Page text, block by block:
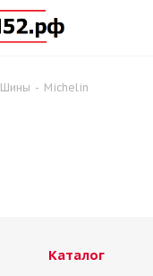
Шины - Michelin
Каталог